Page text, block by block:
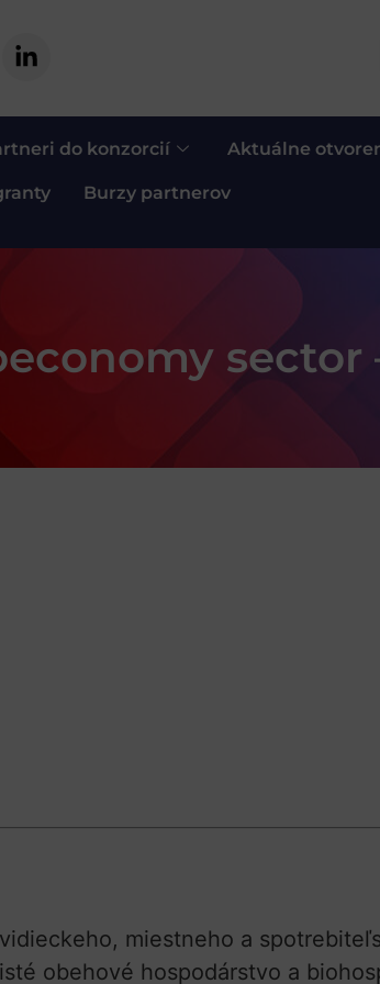
do konzorcií Aktuálne
Burzy partnerov
sector
miestneho a
obehové hospodárstvo a